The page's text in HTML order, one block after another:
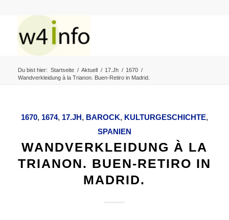
Du bist hier: Startseite / Aktuell / 17.Jh / 1670 /
Wandverkleidung à la Trianon. Buen-Retiro in Madrid.
1670, 1674, 17.JH, BAROCK, KULTURGESCHICHTE,
SPANIEN
WANDVERKLEIDUNG À LA
TRIANON. BUEN-RETIRO IN
MADRID.